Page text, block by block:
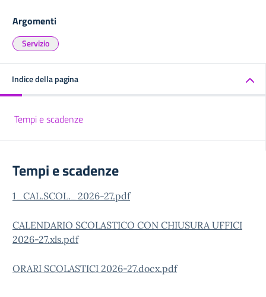
Argomenti
Servizio
Indice della pagina
Tempi e scadenze
Tempi e scadenze
1_CAL.SCOL._2026-27.pdf
CALENDARIO SCOLASTICO CON CHIUSURA UFFICI
2026-27.xls.pdf
ORARI SCOLASTICI 2026-27.docx.pdf